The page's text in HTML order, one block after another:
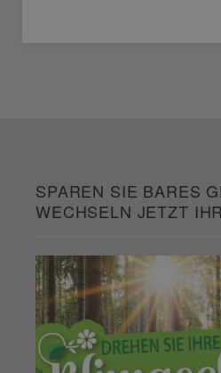
SPAREN SIE BARES
WECHSELN JETZT